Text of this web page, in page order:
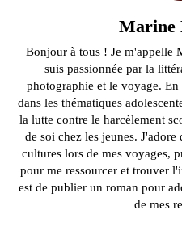
Marine
Bonjour à tous ! Je m'appelle
suis passionnée par la
photographie et le voyage.
dans les thématiques
la lutte contre le harcèlement
de soi chez les jeunes.
cultures lors de mes voyages,
pour me ressourcer et trouver
est de publier un roman pour
de mes